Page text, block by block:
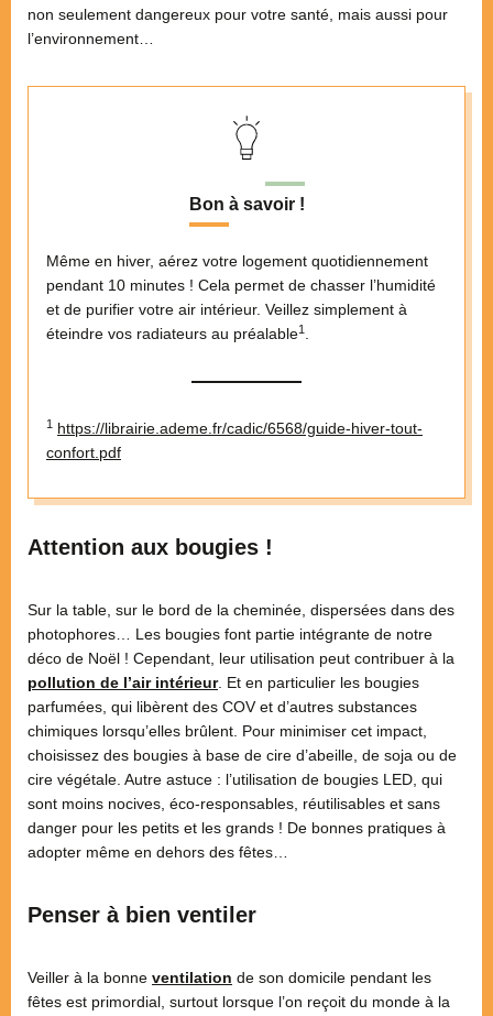
non seulement dangereux pour votre santé, mais aussi pour
l’environnement…
Bon à savoir !
Même en hiver, aérez votre logement quotidiennement
pendant 10 minutes ! Cela permet de chasser l’humidité
et de purifier votre air intérieur. Veillez simplement à
éteindre vos radiateurs au préalable1
1 https://librairie.ademe.fr/cadic/6568/guide-hiver-tout-
confort.pdf
Attention aux bougies !
Sur la table, sur le bord de la cheminée, dispersées dans des
photophores… Les bougies font partie intégrante de notre
déco de Noël ! Cependant, leur utilisation peut contribuer à la
pollution de l’air intérieur. Et en particulier les bougies
parfumées, qui libèrent des COV et d’autres substances
chimiques lorsqu’elles brûlent. Pour minimiser cet impact,
choisissez des bougies à base de cire d’abeille, de soja ou de
cire végétale. Autre astuce : l’utilisation de bougies LED, qui
sont moins nocives, éco-responsables, réutilisables et sans
danger pour les petits et les grands ! De bonnes pratiques à
adopter même en dehors des fêtes…
Penser à bien ventiler
Veiller à la bonne ventilation de son domicile pendant les
fêtes est primordial, surtout lorsque l’on reçoit du monde à la